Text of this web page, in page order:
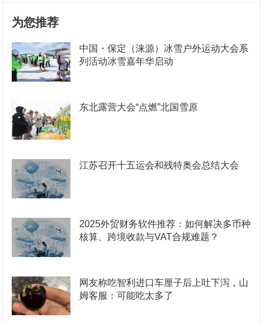
为您推荐
中国・保定（涞源）冰雪户外运动大会系
列活动冰雪嘉年华启动
东北露营大会“点燃”北国雪原
江苏召开十五运会和残特奥会总结大会
2025外贸财务软件推荐：如何解决多币种
核算、跨境收款与VAT合规难题？
网友称吃智利进口车厘子后上吐下泻，山
姆客服：可能吃太多了